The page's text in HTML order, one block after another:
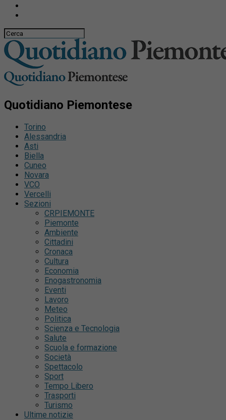
Quotidiano Piemontese
Torino
Alessandria
Asti
Biella
Cuneo
Novara
VCO
Vercelli
Sezioni
CRPIEMONTE
Piemonte
Ambiente
Cittadini
Cronaca
Cultura
Economia
Enogastronomia
Eventi
Lavoro
Meteo
Politica
Scienza e Tecnologia
Salute
Scuola e formazione
Società
Spettacolo
Sport
Tempo Libero
Trasporti
Turismo
Ultime notizie